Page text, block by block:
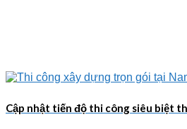
Cập nhật tiến độ thi công siêu biệt